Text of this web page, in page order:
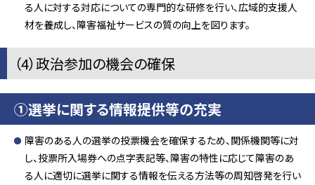
る人に対する対応についての専門的な研修を行い、広域的支援人
材を養成し、障害福祉サービスの質の向上を図ります。
（4）政治参加の機会の確保
①選挙に関する情報提供等の充実
障害のある人の選挙の投票機会を確保するため、関係機関等に対
し、投票所入場券への点字表記等、障害の特性に応じて障害のあ
る人に適切に選挙に関する情報を伝える方法等の周知啓発を行い